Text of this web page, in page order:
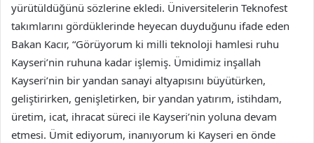
yürütüldüğünü sözlerine ekledi. Üniversitelerin Teknofest
takımlarını gördüklerinde heyecan duyduğunu ifade eden
Bakan Kacır, “Görüyorum ki milli teknoloji hamlesi ruhu
Kayseri’nin ruhuna kadar işlemiş. Ümidimiz inşallah
Kayseri’nin bir yandan sanayi altyapısını büyütürken,
geliştirirken, genişletirken, bir yandan yatırım, istihdam,
üretim, icat, ihracat süreci ile Kayseri’nin yoluna devam
etmesi. Ümit ediyorum, inanıyorum ki Kayseri en önde